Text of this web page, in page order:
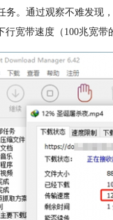
务。通过观察不难发现
宽带速度（100兆宽带